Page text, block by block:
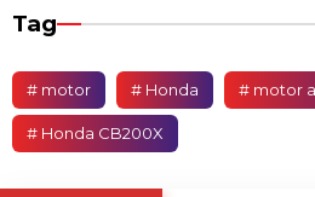
Tag
# motor # Honda # motor
# Honda CB200X